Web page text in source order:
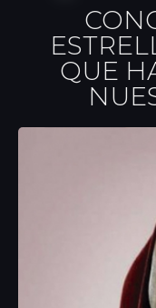
QUE